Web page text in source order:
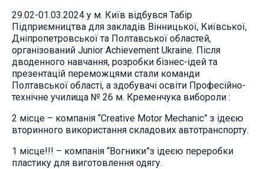
29.02-01.03.2024 у м. Київ відбувся Табір
Підприємництва для закладів Вінницької, Київської,
Дніпропетровської та Полтавської областей,
організований Junior Achievement Ukraine. Після
дводенного навчання, розробки бізнес-ідей та
презентацій переможцями стали команди
Полтавської області, а здобувачі освіти Професійно-
технічне училища № 26 м. Кременчука вибороли :
2 місце – компанія “Creative Motor Mechanic” з ідеєю
вторинного використання складових автотранспорту.
1 місце!!! – компанія “Вогники”з ідеєю переробки
пластику для виготовлення одягу.